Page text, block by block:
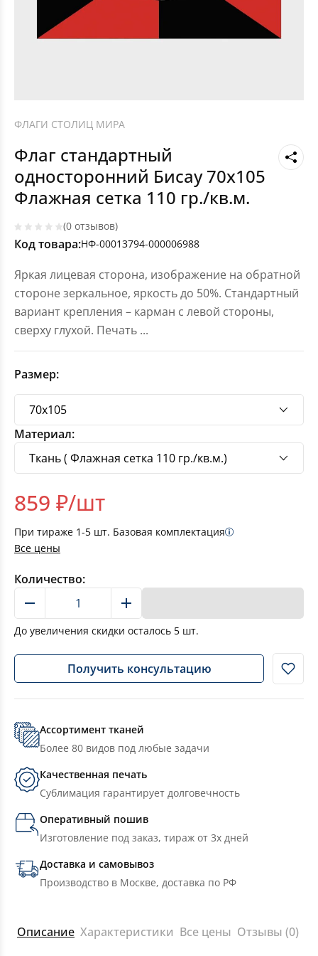
ФЛАГИ СТОЛИЦ МИРА
Флаг стандартный
односторонний Бисау 70х105
Флажная сетка 110 гр./кв.м.
(0 отзывов)
Код товара:НФ-00013794-000006988
Яркая лицевая сторона, изображение на обратной
стороне зеркальное, яркость до 50%. Стандартный
вариант крепления – карман с левой стороны,
сверху глухой. Печать ...
Размер:
Материал:
859 ₽/шт
При тираже 1-5 шт. Базовая комплектация
Все цены
Количество:
До увеличения скидки осталось 5 шт.
Получить консультацию
Ассортимент тканей
Более 80 видов под любые задачи
Качественная печать
Сублимация гарантирует долговечность
Оперативный пошив
Изготовление под заказ, тираж от 3х дней
Доставка и самовывоз
Производство в Москве, доставка по РФ
Описание Характеристики Все цены Отзывы (0)